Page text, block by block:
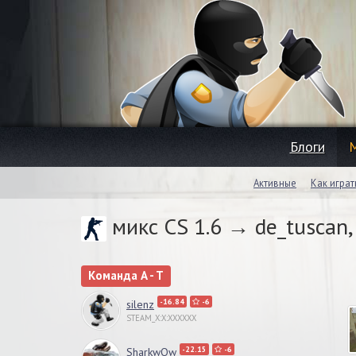
Блоги
Активные Как
микс CS 1.6 →
Команда A - T
silenz -16.84 -6
STEAM_X:X:XXXXXX
SharkwOw -22.15 -6